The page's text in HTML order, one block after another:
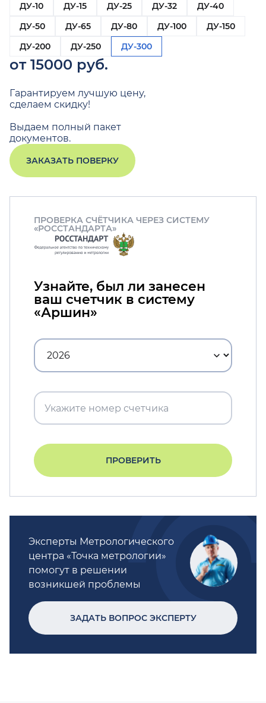
ДУ-10
ДУ-15 ДУ-25 ДУ-32
ДУ-40
ДУ-50
ДУ-65 ДУ-80 ДУ-100
ДУ-150
ДУ-200
ДУ-250 ДУ-300
от 15000 руб.
Гарантируем лучшую цену,
сделаем скидку!
Выдаем полный пакет
документов.
ЗАКАЗАТЬ ПОВЕРКУ
ПРОВЕРКА СЧЁТЧИКА ЧЕРЕЗ СИСТЕМУ
«РОССТАНДАРТА»
Узнайте, был ли занесен
ваш счетчик в систему
«Аршин»
ПРОВЕРИТЬ
Эксперты Метрологического
центра «Точка метрологии»
помогут в решении
возникшей проблемы
ЗАДАТЬ ВОПРОС ЭКСПЕРТУ